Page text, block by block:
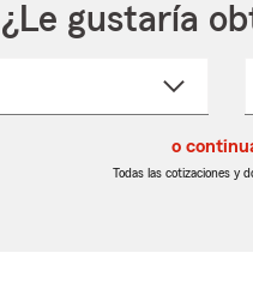
¿Le gustaría
o
Todas las cotizaciones y